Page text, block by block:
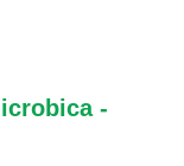
-